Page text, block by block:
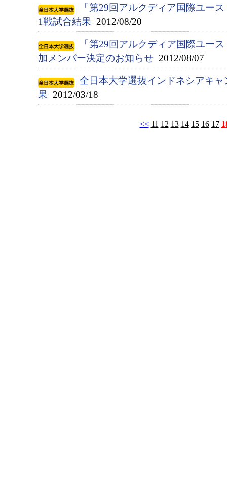
「第29回アルクディア国際ユー
1戦試合結果 2012/08/20
「第29回アルクディア国際ユー
加メンバー決定のお知らせ 2012/08/07
全日本大学選抜インドネシアキ
果 2012/03/18
<< 11 12 13 14 15 16 17